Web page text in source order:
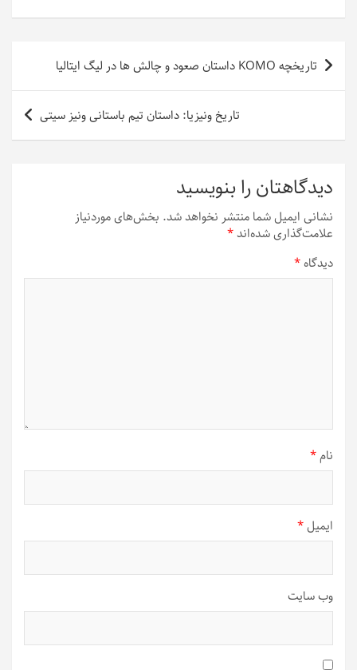
راهبری
نوشتهتاریخچه KOMO داستان صعود و چالش ها در لیگ ایتالیا
تاریخ ونیزیا: داستان تیم باستانی ونیز سیتی
دیدگاهتان را بنویسید
نشانی ایمیل شما منتشر نخواهد شد. بخش‌های موردنیاز
علامت‌گذاری شده‌اند*
دیدگاه*
نام*
ایمیل*
وب‌ سایت